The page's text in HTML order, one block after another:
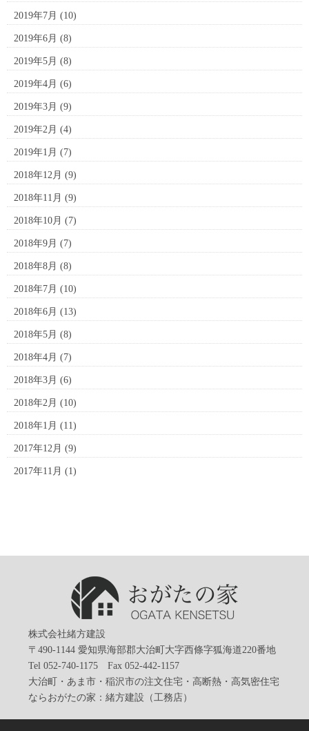
2019年7月 (10)
2019年6月 (8)
2019年5月 (8)
2019年4月 (6)
2019年3月 (9)
2019年2月 (4)
2019年1月 (7)
2018年12月 (9)
2018年11月 (9)
2018年10月 (7)
2018年9月 (7)
2018年8月 (8)
2018年7月 (10)
2018年6月 (13)
2018年5月 (8)
2018年4月 (7)
2018年3月 (6)
2018年2月 (10)
2018年1月 (11)
2017年12月 (9)
2017年11月 (1)
株式会社緒方建設
〒490-1144 愛知県海部郡大治町大字西條字狐海道220番地
Tel 052-740-1175 Fax 052-442-1157
大治町・あま市・稲沢市の注文住宅・高断熱・高気密住宅
ならおがたの家：緒方建設（工務店）